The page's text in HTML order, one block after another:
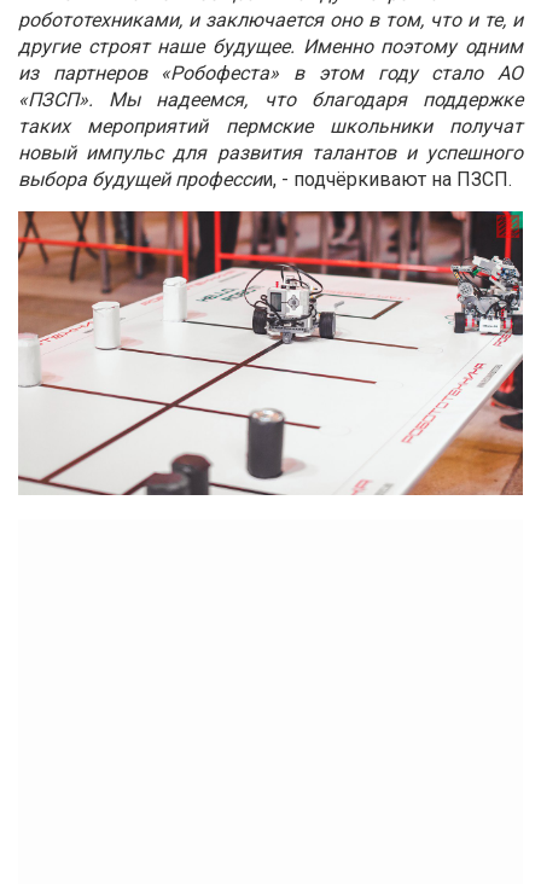
робототехниками, и заключается оно в том, что и те, и
другие строят наше будущее. Именно поэтому одним
из партнеров «Робофеста» в этом году стало АО
«ПЗСП». Мы надеемся, что благодаря поддержке
таких мероприятий пермские школьники получат
новый импульс для развития талантов и успешного
выбора будущей профессии, - подчёркивают на ПЗСП.